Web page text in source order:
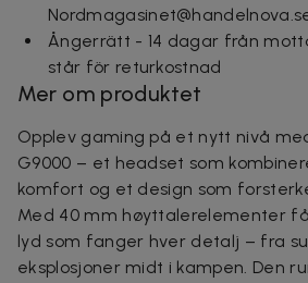
Ångerrätt - 14 dagar från
står för returkostnad
Mer om produktet
Opplev gaming på et nytt nivå
G9000 – et headset som
komfort og et design som
Med 40 mm høyttalerelementer
lyd som fanger hver detalj – fra
eksplosjoner midt i kampen. Den